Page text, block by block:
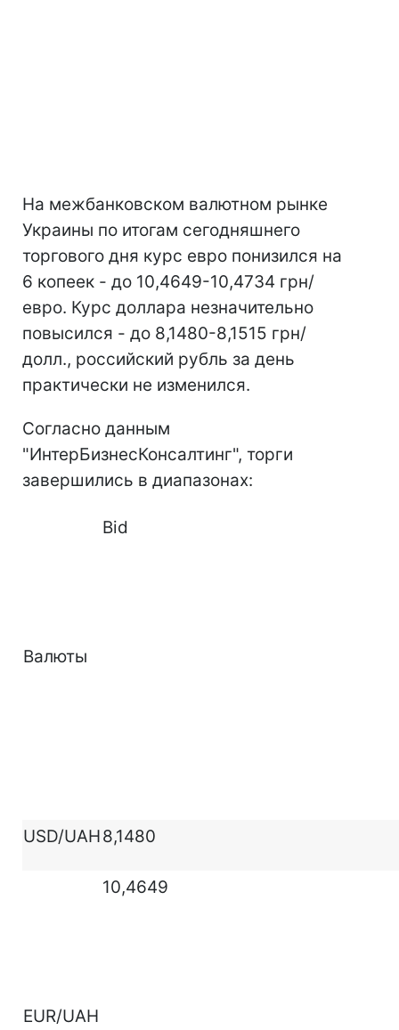
На межбанковском валютном рынке
Украины по итогам сегодняшнего
торгового дня курс евро понизился на
6 копеек - до 10,4649-10,4734 грн/
евро. Курс доллара незначительно
повысился - до 8,1480-8,1515 грн/
долл., российский рубль за день
практически не изменился.
Согласно данным
"ИнтерБизнесКонсалтинг", торги
завершились в диапазонах:
Валюты
Bid
USD/UAH8,1480
EUR/UAH
10,4649